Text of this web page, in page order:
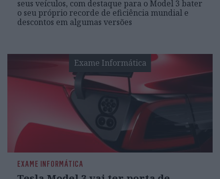
seus veículos, com destaque para o Model 3 bater
o seu próprio recorde de eficiência mundial e
descontos em algumas versões
Exame Informática
EXAME INFORMÁTICA